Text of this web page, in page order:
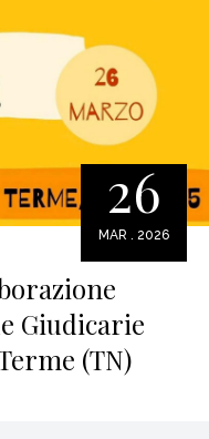
26
MAR . 2026
Giudicarie
(TN)